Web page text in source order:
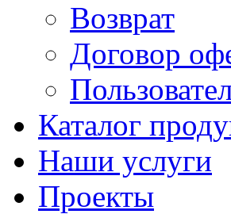
Возврат
Договор
Каталог
Наши услуги
Проекты